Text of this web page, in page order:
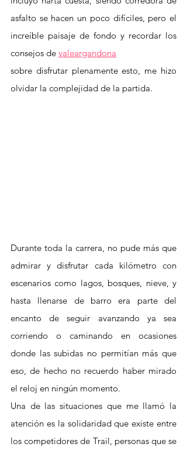
asfalto se hacen un poco difíciles, pero el
increíble paisaje de fondo y recordar los
consejos de valeargandona
sobre disfrutar plenamente esto, me hizo
olvidar la complejidad de la partida.
Durante toda la carrera, no pude más que
admirar y disfrutar cada kilómetro con
escenarios como lagos, bosques, nieve, y
hasta llenarse de barro era parte del
encanto de seguir avanzando ya sea
corriendo o caminando en ocasiones
donde las subidas no permitían más que
eso, de hecho no recuerdo haber mirado
el reloj en ningún momento.
Una de las situaciones que me llamó la
atención es la solidaridad que existe entre
los competidores de Trail, personas que se